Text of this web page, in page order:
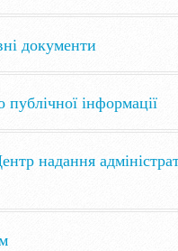
документи
публічної інформації
надання